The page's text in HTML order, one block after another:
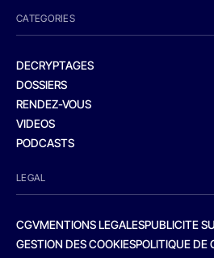
CATEGORIES
DECRYPTAGES
DOSSIERS
RENDEZ-VOUS
VIDEOS
PODCASTS
LEGAL
CGVMENTIONS LEGALESPUBLICITE
GESTION DES COOKIESPOLITIQUE DE